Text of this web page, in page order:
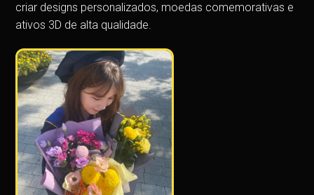
criar designs personalizados, moedas comemorativas e
ativos 3D de alta qualidade.